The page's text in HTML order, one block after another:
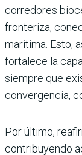
corredores
fronteriza,
marítima. Esto,
fortalece la
siempre que
convergencia,
Por último,
contribuyendo